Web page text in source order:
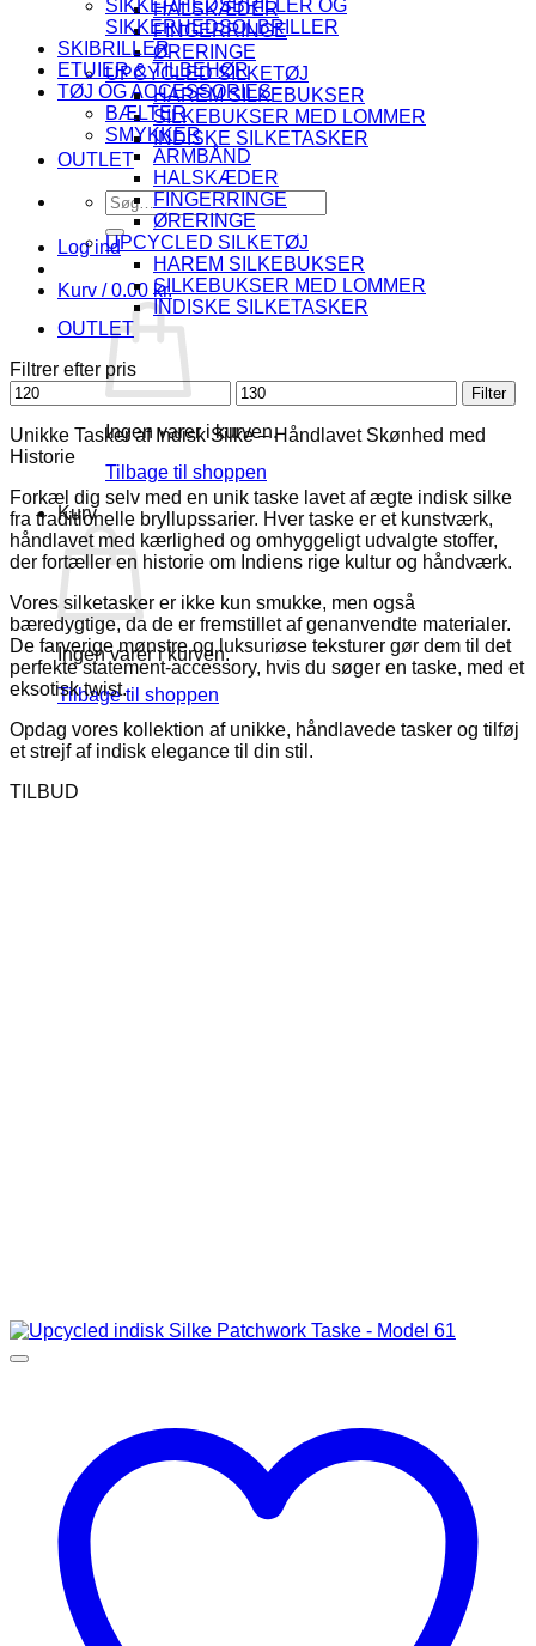
HALSKÆDER
FINGERRINGE
ØRERINGE
UPCYCLED SILKETØJ
HAREM SILKEBUKSER
SILKEBUKSER MED LOMMER
INDISKE SILKETASKER
OUTLET
Søg
efter:
Log ind
Kurv /0.00 kr.
Ingen varer i kurven.
Tilbage til shoppen
Kurv
Ingen varer i kurven.
Tilbage til shoppen
SIKKERHEDSBRILLER OG
SIKKERHEDSOLBRILLER
SKIBRILLER
ETUIER & TILBEHØR
TØJ OG ACCESSORIES
BÆLTER
SMYKKER
ARMBÅND
HALSKÆDER
FINGERRINGE
ØRERINGE
UPCYCLED SILKETØJ
HAREM SILKEBUKSER
SILKEBUKSER MED LOMMER
INDISKE SILKETASKER
OUTLET
Filtrer efter pris
Mindste
pris
Højeste
pris
Filter
Unikke Tasker af Indisk Silke – Håndlavet Skønhed med
Historie
Forkæl dig selv med en unik taske lavet af ægte indisk silke
fra traditionelle bryllupssarier. Hver taske er et kunstværk,
håndlavet med kærlighed og omhyggeligt udvalgte stoffer,
der fortæller en historie om Indiens rige kultur og håndværk.
Vores silketasker er ikke kun smukke, men også
bæredygtige, da de er fremstillet af genanvendte materialer.
De farverige mønstre og luksuriøse teksturer gør dem til det
perfekte statement-accessory, hvis du søger en taske, med et
eksotisk twist.
Opdag vores kollektion af unikke, håndlavede tasker og tilføj
et strejf af indisk elegance til din stil.
TILBUD